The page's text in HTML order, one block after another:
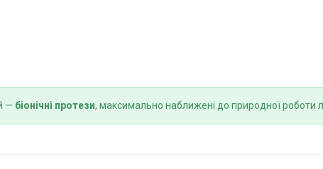
— біонічні протези, максимально наближені до природної роботи